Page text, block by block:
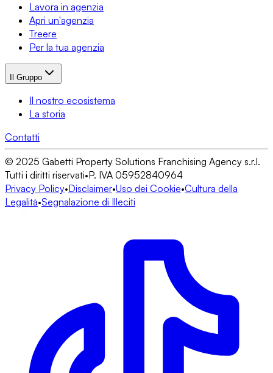
Lavora in agenzia
Apri un'agenzia
Treere
Per la tua agenzia
Il Gruppo
Il nostro ecosistema
La storia
Contatti
© 2025 Gabetti Property Solutions Franchising Agency s.r.l.
Tutti i diritti riservati•P. IVA 05952840964
Privacy Policy•Disclaimer•Uso dei Cookie•Cultura della
Legalità•Segnalazione di Illeciti